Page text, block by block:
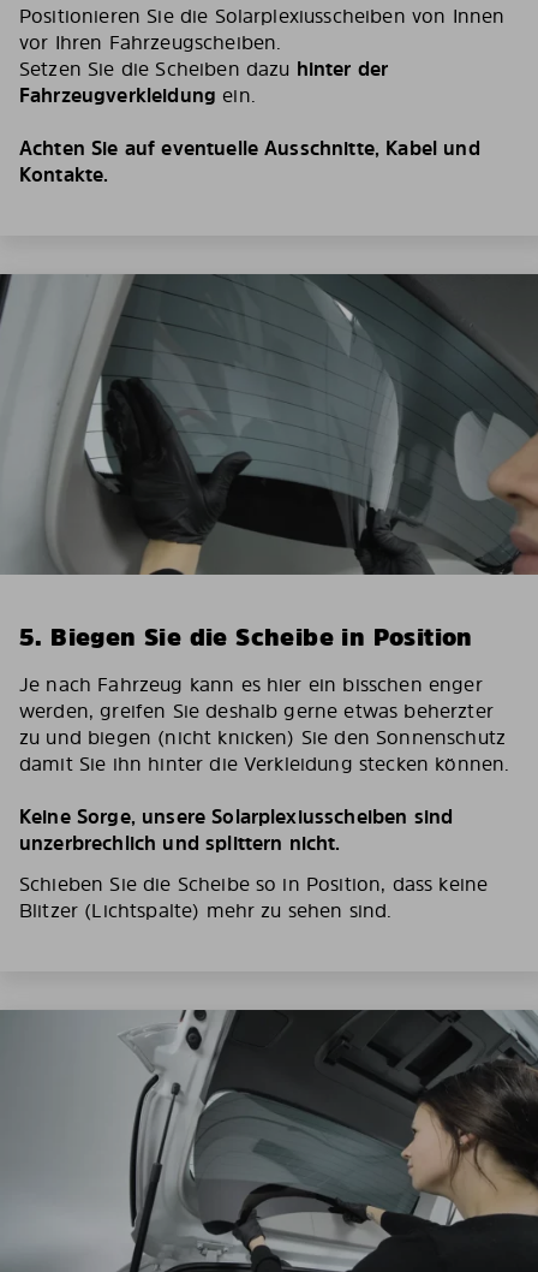
Positionieren Sie die Solarplexiusscheiben von Innen
vor Ihren Fahrzeugscheiben.
Setzen Sie die Scheiben dazu hinter der
Fahrzeugverkleidung ein.
Achten Sie auf eventuelle Ausschnitte, Kabel und
Kontakte.
5. Biegen Sie die Scheibe in Position
Je nach Fahrzeug kann es hier ein bisschen enger
werden, greifen Sie deshalb gerne etwas beherzter
zu und biegen (nicht knicken) Sie den Sonnenschutz
damit Sie ihn hinter die Verkleidung stecken können.
Keine Sorge, unsere Solarplexiusscheiben sind
unzerbrechlich und splittern nicht.
Schieben Sie die Scheibe so in Position, dass keine
Blitzer (Lichtspalte) mehr zu sehen sind.